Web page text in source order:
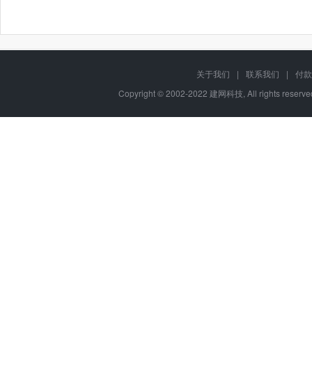
关于我们 | 联系我们 |
付
Copyright © 2002-2022 建网科技, All rights